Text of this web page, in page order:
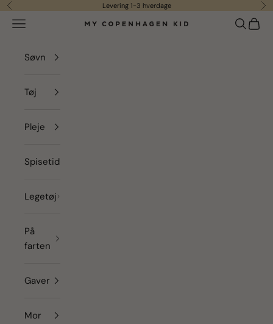
Spring til indhold
Forrige Levering 1-3 hverdage
my copenhagen kid
Menu Søg
Søvn
Tøj
Pleje
Spisetid
Legetøj
På
farten
Gaver
Mor